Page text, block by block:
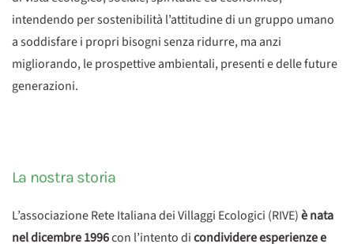
intendendo per sostenibilità l’attitudine di un gruppo umano
a soddisfare i propri bisogni senza ridurre, ma anzi
migliorando, le prospettive ambientali, presenti e delle future
generazioni.
La nostra storia
L’associazione Rete Italiana dei Villaggi Ecologici (RIVE)è nata
nel dicembre 1996con l’intento dicondividere esperienze e